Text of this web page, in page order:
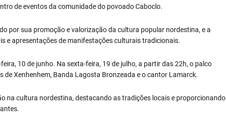
de eventos da comunidade do povoado Caboclo.
por sua promoção e valorização da cultura popular nordestina, e a
e apresentações de manifestações culturais tradicionais.
10 de junho. Na sexta-feira, 19 de julho, a partir das 22h, o palco
de Xenhenhem, Banda Lagosta Bronzeada e o cantor Lamarck.
na cultura nordestina, destacando as tradições locais e proporcionando